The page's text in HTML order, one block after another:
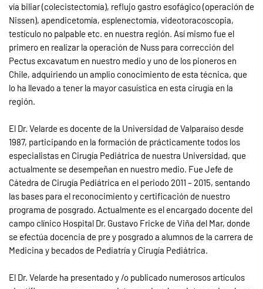
vía biliar (colecistectomía), reflujo gastro esofágico (operación de
Nissen), apendicetomía, esplenectomía, videotoracoscopia,
testículo no palpable etc. en nuestra región. Así mismo fue el
primero en realizar la operación de Nuss para corrección del
Pectus excavatum en nuestro medio y uno de los pioneros en
Chile, adquiriendo un amplio conocimiento de esta técnica, que
lo ha llevado a tener la mayor casuística en esta cirugía en la
región.
El Dr. Velarde es docente de la Universidad de Valparaíso desde
1987, participando en la formación de prácticamente todos los
especialistas en Cirugía Pediátrica de nuestra Universidad, que
actualmente se desempeñan en nuestro medio. Fue Jefe de
Cátedra de Cirugía Pediátrica en el periodo 2011 – 2015, sentando
las bases para el reconocimiento y certificación de nuestro
programa de posgrado. Actualmente es el encargado docente del
campo clínico Hospital Dr. Gustavo Fricke de Viña del Mar, donde
se efectúa docencia de pre y posgrado a alumnos de la carrera de
Medicina y becados de Pediatría y Cirugía Pediátrica.
El Dr. Velarde ha presentado y /o publicado numerosos artículos